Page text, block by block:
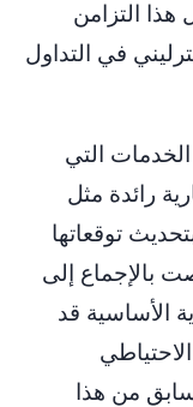
التزامن
في التداول
التي
رائدة مثل
توقعاتها
بالإجماع إلى
الأساسية قد
من هذا